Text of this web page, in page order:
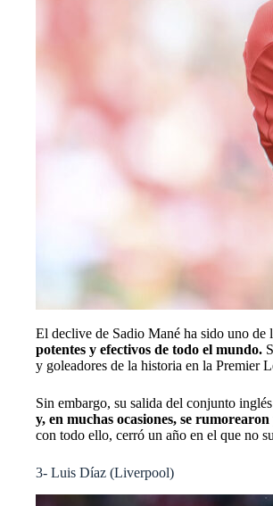
El declive de Sadio Mané ha sido uno de
potentes y efectivos de todo el mundo.
y goleadores de la historia en la Premier
Sin embargo, su salida del conjunto
y, en muchas ocasiones, se
con todo ello, cerró un año en el que no
3- Luis Díaz (Liverpool)